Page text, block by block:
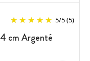
5/5(5)
cm Argenté